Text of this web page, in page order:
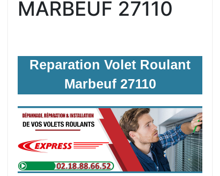
MARBEUF 27110
Reparation Volet Roulant
Marbeuf 27110